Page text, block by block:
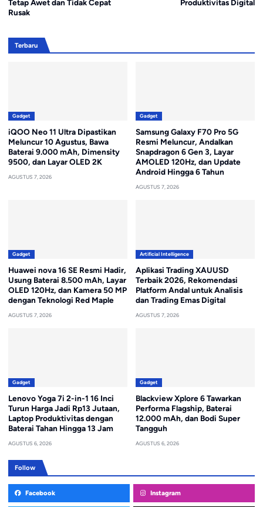
Tetap Awet dan Tidak Cepat
Rusak
Produktivitas Digital
Terbaru
Gadget
iQOO Neo 11 Ultra Dipastikan
Meluncur 10 Agustus, Bawa
Baterai 9.000 mAh, Dimensity
9500, dan Layar OLED 2K
AGUSTUS 7, 2026
Gadget
Samsung Galaxy F70 Pro 5G
Resmi Meluncur, Andalkan
Snapdragon 6 Gen 3, Layar
AMOLED 120Hz, dan Update
Android Hingga 6 Tahun
AGUSTUS 7, 2026
Gadget
Huawei nova 16 SE Resmi Hadir,
Usung Baterai 8.500 mAh, Layar
OLED 120Hz, dan Kamera 50 MP
dengan Teknologi Red Maple
AGUSTUS 7, 2026
Artificial Intelligence
Aplikasi Trading XAUUSD
Terbaik 2026, Rekomendasi
Platform Andal untuk Analisis
dan Trading Emas Digital
AGUSTUS 7, 2026
Gadget
Lenovo Yoga 7i 2-in-1 16 Inci
Turun Harga Jadi Rp13 Jutaan,
Laptop Produktivitas dengan
Baterai Tahan Hingga 13 Jam
AGUSTUS 6, 2026
Gadget
Blackview Xplore 6 Tawarkan
Performa Flagship, Baterai
12.000 mAh, dan Bodi Super
Tangguh
AGUSTUS 6, 2026
Follow
Facebook Instagram